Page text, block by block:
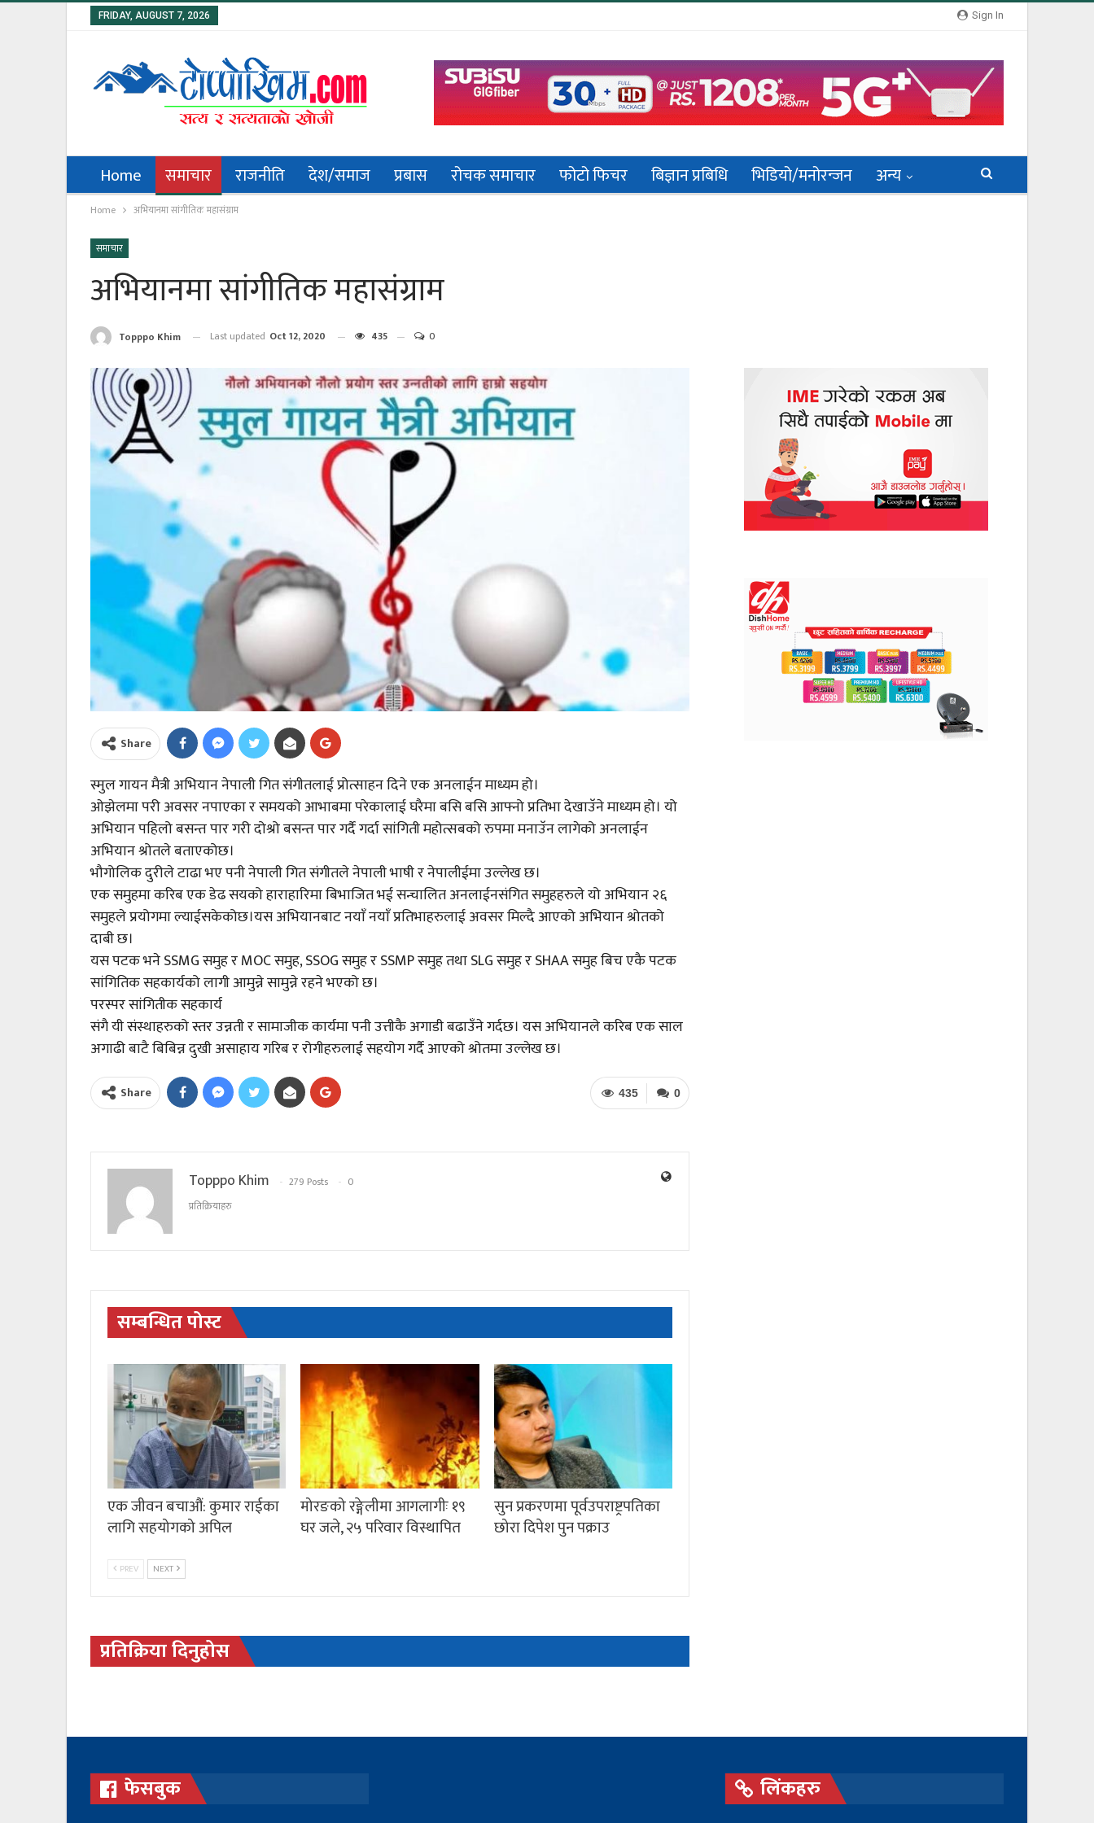
Sign In
FRIDAY, AUGUST 7, 2026
Home समाचार राजनीति देश/समाज प्रबास रोचक समाचार फोटो फिचर बिज्ञान प्रबिधि भिडियो/मनोरन्जन अन्य
Home अभियानमा सांगीतिक महासंग्राम
समाचार
अभियानमा सांगीतिक महासंग्राम
Topppo Khim Last updated Oct 12, 2020 435 0
Share
स्मुल गायन मैत्री अभियान नेपाली गित संगीतलाई प्रोत्साहन दिने एक अनलाईन माध्यम हो।
ओझेलमा परी अवसर नपाएका र समयको आभाबमा परेकालाई घरैमा बसि बसि आफ्नो प्रतिभा देखाउॅने माध्यम हो। यो
अभियान पहिलो बसन्त पार गरी दोश्रो बसन्त पार गर्दै गर्दा सांगिती महोत्सबको रुपमा मनाउॅन लागेको अनलाईन
अभियान श्रोतले बताएकोछ।
भौगोलिक दुरीले टाढा भए पनी नेपाली गित संगीतले नेपाली भाषी र नेपालीईमा उल्लेख छ।
एक समुहमा करिब एक डेढ सयको हाराहारिमा बिभाजित भई सन्चालित अनलाईनसंगित समुहहरुले यो अभियान २६
समुहले प्रयोगमा ल्याईसकेकोछ।यस अभियानबाट नयाॅं नयाॅं प्रतिभाहरुलाई अवसर मिल्दै आएको अभियान श्रोतको
दाबी छ।
यस पटक भने SSMG समुह र MOC समुह, SSOG समुह र SSMP समुह तथा SLG समुह र SHAA समुह बिच एकै पटक
सांगितिक सहकार्यको लागी आमुन्ने सामुन्ने रहने भएको छ।
परस्पर सांगितीक सहकार्य
संगै यी संस्थाहरुको स्तर उन्नती र सामाजीक कार्यमा पनी उत्तीकै अगाडी बढाउॅंने गर्दछ। यस अभियानले करिब एक साल
अगाढी बाटै बिबिन्न दुखी असाहाय गरिब र रोगीहरुलाई सहयोग गर्दै आएको श्रोतमा उल्लेख छ।
0
435
Share
Topppo Khim 279 Posts
0
प्रतिक्रियाहरु
सम्बन्धित पोस्ट
एक जीवन बचाऔं: कुमार राईका
लागि सहयोगको अपिल
मोरङको रङ्गेलीमा आगलागीः १९
घर जले, २५ परिवार विस्थापित
सुन प्रकरणमा पूर्वउपराष्ट्रपतिका
छोरा दिपेश पुन पक्राउ
PREV NEXT
प्रतिक्रिया दिनुहोस
फेसबुक लिंकहरु